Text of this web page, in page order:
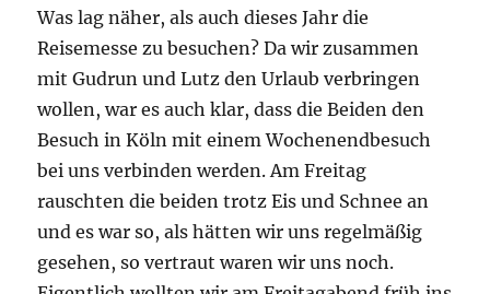
Was lag näher, als auch dieses Jahr die
Reisemesse zu besuchen? Da wir zusammen
mit Gudrun und Lutz den Urlaub verbringen
wollen, war es auch klar, dass die Beiden den
Besuch in Köln mit einem Wochenendbesuch
bei uns verbinden werden. Am Freitag
rauschten die beiden trotz Eis und Schnee an
und es war so, als hätten wir uns regelmäßig
gesehen, so vertraut waren wir uns noch.